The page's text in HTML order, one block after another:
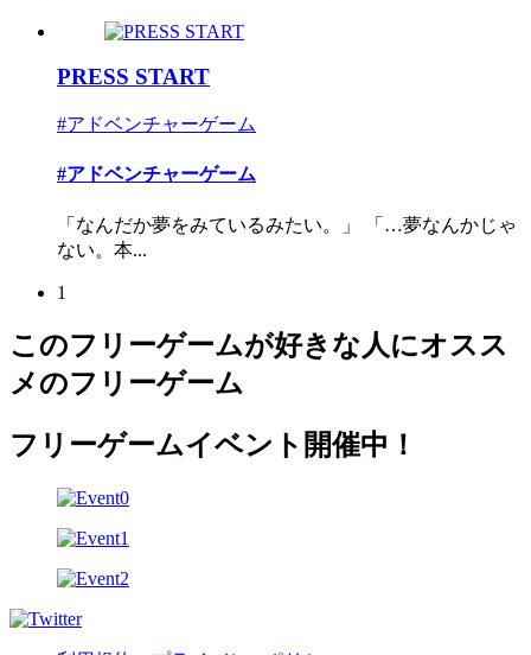
PRESS START
#アドベンチャーゲーム
#アドベンチャーゲーム
「なんだか夢をみているみたい。」 「…夢なんかじゃ
ない。本...
1
このフリーゲームが好きな人にオスス
メのフリーゲーム
フリーゲームイベント開催中！